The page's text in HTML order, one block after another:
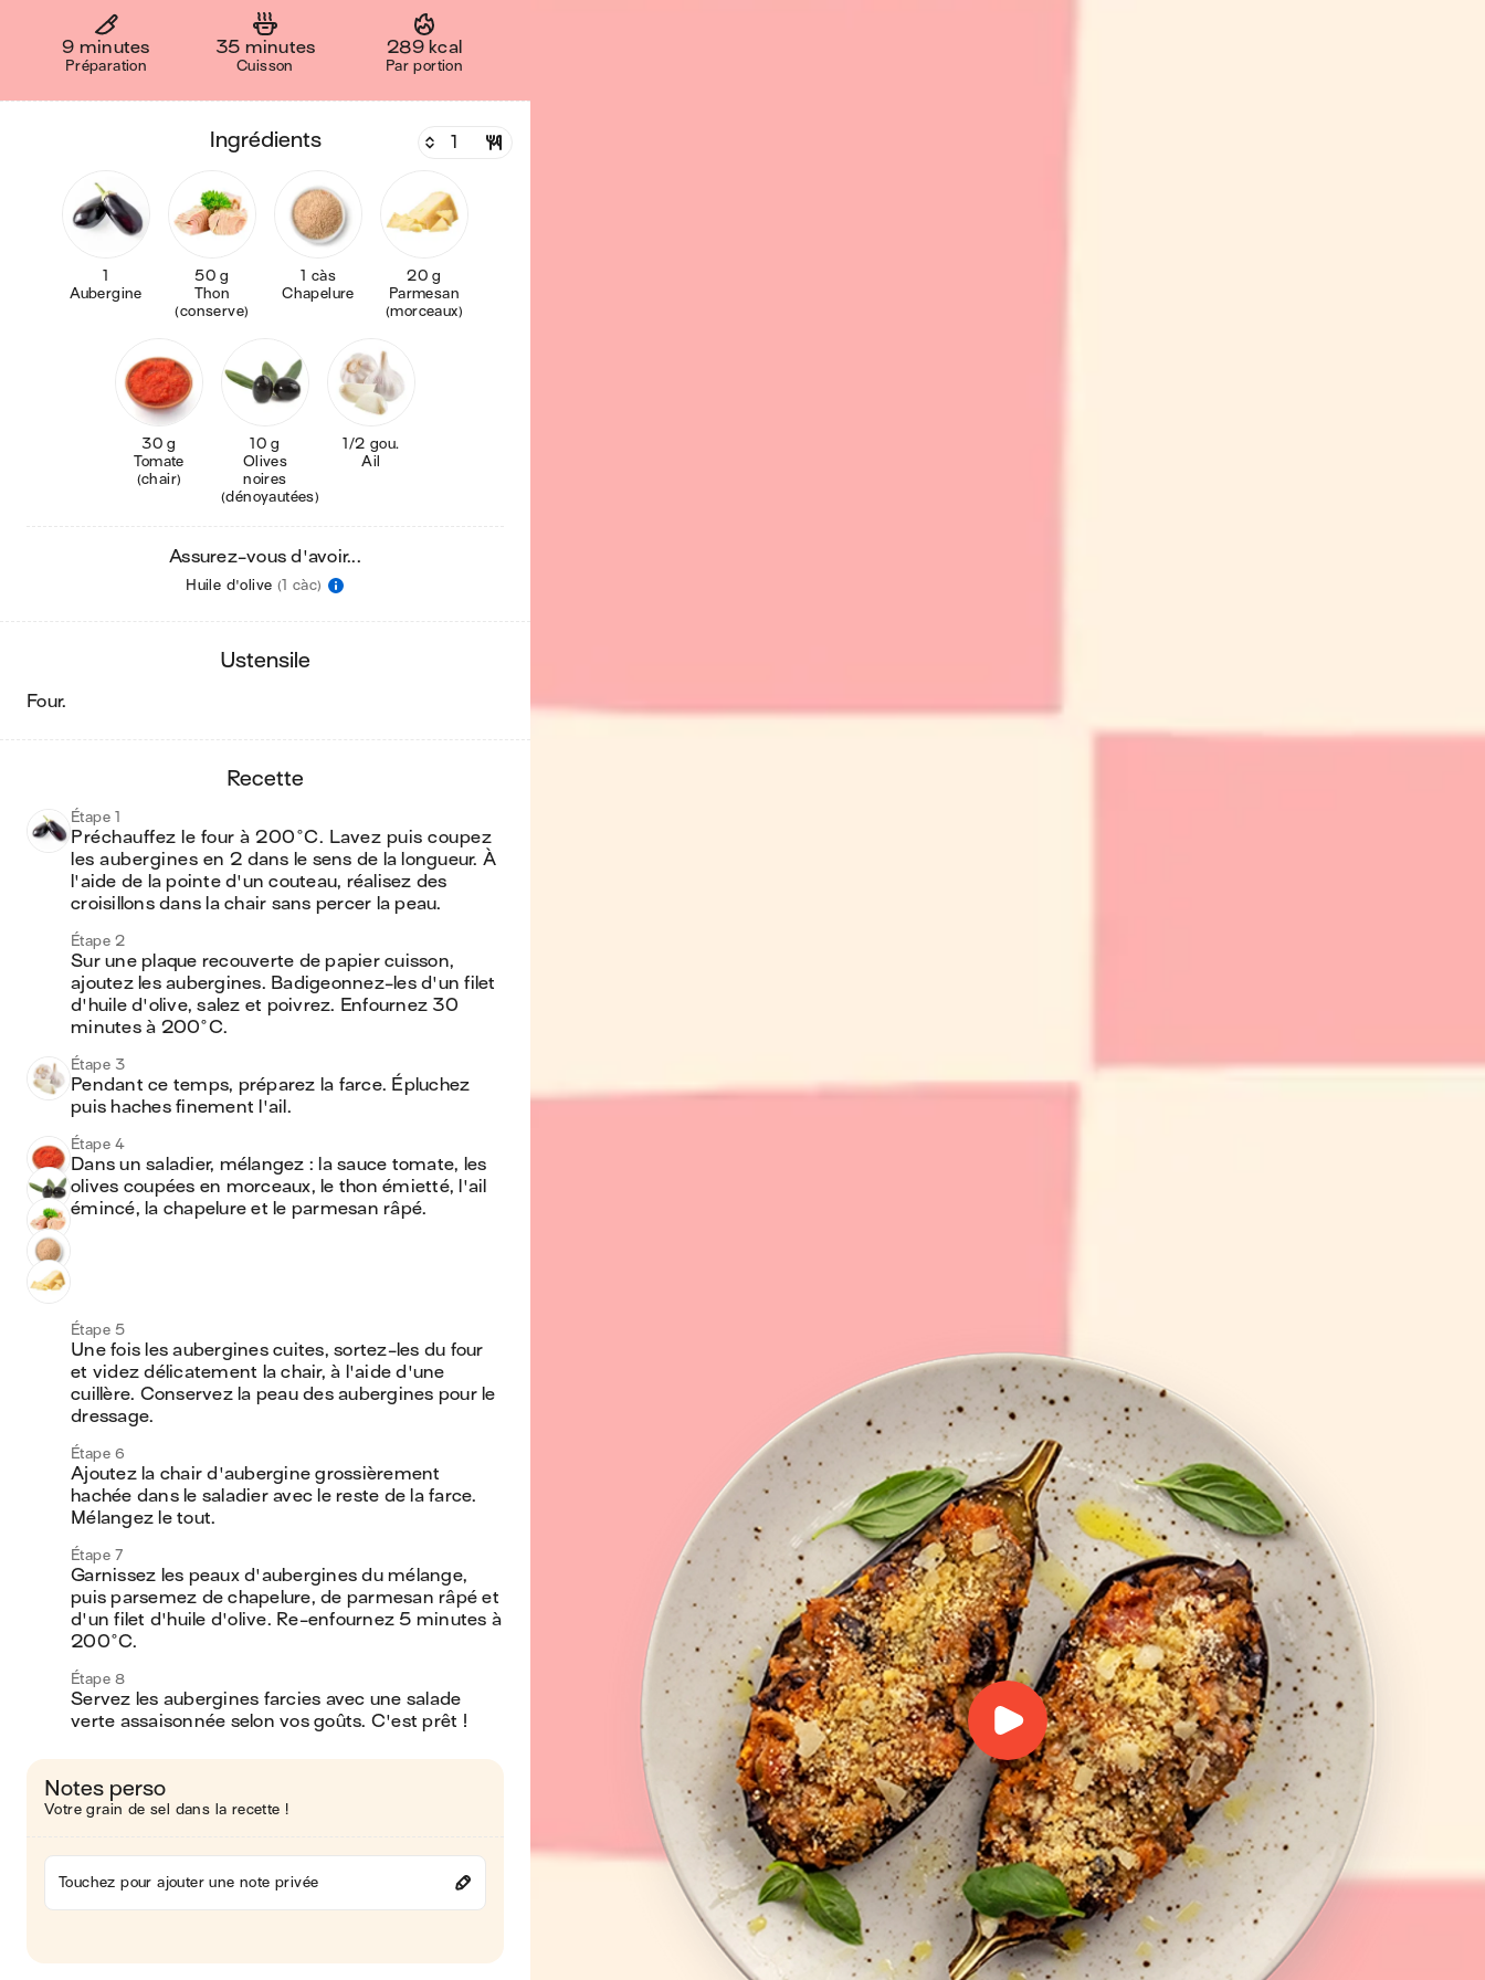
9 minutes
Préparation
35 minutes
Cuisson
289 kcal
Par portion
ingrédients
1
Aubergine
50 g
Thon
(conserve)
1 càs
Chapelure
20 g
Parmesan
(morceaux)
30 g
Tomate
(chair)
10 g
Olives
noires
(dénoyautées)
1/2 gou.
Ail
Assurez-vous d'avoir...
Huile d'olive (1 càc)
ustensile
four.
recette
Étape 1
Préchauffez le four à 200°C. Lavez puis coupez
les aubergines en 2 dans le sens de la longueur. À
l'aide de la pointe d'un couteau, réalisez des
croisillons dans la chair sans percer la peau.
Étape 2
Sur une plaque recouverte de papier cuisson,
ajoutez les aubergines. Badigeonnez-les d'un filet
d'huile d'olive, salez et poivrez. Enfournez 30
minutes à 200°C.
Étape 3
Pendant ce temps, préparez la farce. Épluchez
puis haches finement l'ail.
Étape 4
Dans un saladier, mélangez : la sauce tomate, les
olives coupées en morceaux, le thon émietté, l'ail
émincé, la chapelure et le parmesan râpé.
Étape 5
Une fois les aubergines cuites, sortez-les du four
et videz délicatement la chair, à l'aide d'une
cuillère. Conservez la peau des aubergines pour le
dressage.
Étape 6
Ajoutez la chair d'aubergine grossièrement
hachée dans le saladier avec le reste de la farce.
Mélangez le tout.
Étape 7
Garnissez les peaux d'aubergines du mélange,
puis parsemez de chapelure, de parmesan râpé et
d'un filet d'huile d'olive. Re-enfournez 5 minutes à
200°C.
Étape 8
Servez les aubergines farcies avec une salade
verte assaisonnée selon vos goûts. C'est prêt !
Notes perso
Votre grain de sel dans la recette !
Touchez pour ajouter une note privée